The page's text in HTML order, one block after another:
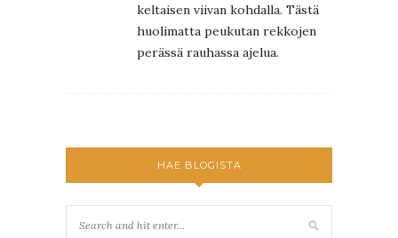
keltaisen viivan kohdalla. Tästä
huolimatta peukutan rekkojen
perässä rauhassa ajelua.
HAE BLOGISTA